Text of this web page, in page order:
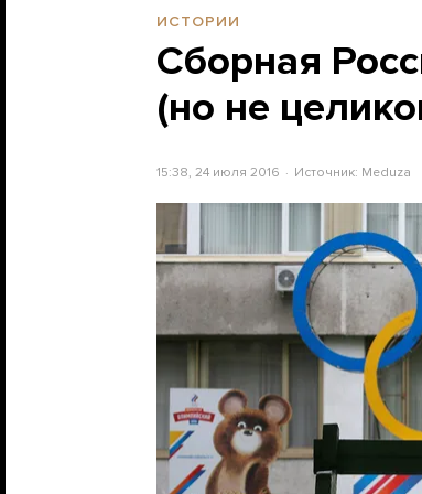
ИСТОРИИ
Сборная
(но не
15:38, 24 июля 2016 Источник: Meduza